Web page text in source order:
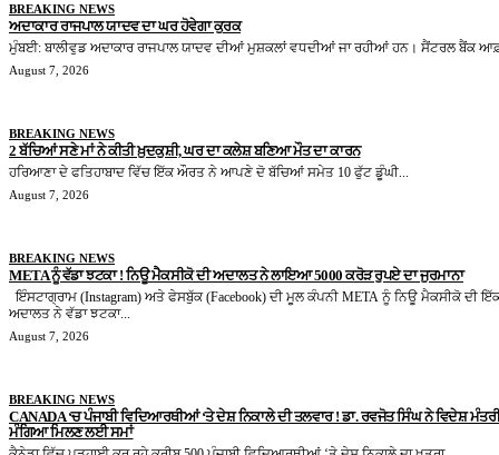
BREAKING NEWS
ਅਦਾਕਾਰ ਰਾਜਪਾਲ ਯਾਦਵ ਦਾ ਘਰ ਹੋਵੇਗਾ ਕੁਰਕ
ਮੁੰਬਈ: ਬਾਲੀਵੁਡ ਅਦਾਕਾਰ ਰਾਜਪਾਲ ਯਾਦਵ ਦੀਆਂ ਮੁਸ਼ਕਲਾਂ ਵਧਦੀਆਂ ਜਾ ਰਹੀਆਂ ਹਨ। ਸੈਂਟਰਲ ਬੈਂਕ
August 7, 2026
BREAKING NEWS
2 ਬੱਚਿਆਂ ਸਣੇ ਮਾਂ ਨੇ ਕੀਤੀ ਖ਼ੁਦਕੁਸ਼ੀ, ਘਰ ਦਾ ਕਲੇਸ਼ ਬਣਿਆ ਮੌਤ ਦਾ ਕਾਰਨ
ਹਰਿਆਣਾ ਦੇ ਫਤਿਹਾਬਾਦ ਵਿੱਚ ਇੱਕ ਔਰਤ ਨੇ ਆਪਣੇ ਦੋ ਬੱਚਿਆਂ ਸਮੇਤ 10 ਫੁੱਟ ਡੂੰਘੀ...
August 7, 2026
BREAKING NEWS
META ਨੂੰ ਵੱਡਾ ਝਟਕਾ ! ਨਿਊ ਮੈਕਸੀਕੋ ਦੀ ਅਦਾਲਤ ਨੇ ਲਾਇਆ 5000 ਕਰੋੜ ਰੁਪਏ ਦਾ ਜੁਰਮਾਨਾ
ਇੰਸਟਾਗ੍ਰਾਮ (Instagram) ਅਤੇ ਫੇਸਬੁੱਕ (Facebook) ਦੀ ਮੂਲ ਕੰਪਨੀ META ਨੂੰ ਨਿਊ ਮੈਕਸੀਕੋ ਦੀ
ਅਦਾਲਤ ਨੇ ਵੱਡਾ ਝਟਕਾ...
August 7, 2026
BREAKING NEWS
CANADA ‘ਚ ਪੰਜਾਬੀ ਵਿਦਿਆਰਥੀਆਂ ‘ਤੇ ਦੇਸ਼ ਨਿਕਾਲੇ ਦੀ ਤਲਵਾਰ ! ਡਾ. ਰਵਜੋਤ ਸਿੰਘ ਨੇ ਵਿਦੇਸ਼
ਮੰਗਿਆ ਮਿਲਣ ਲਈ ਸਮਾਂ